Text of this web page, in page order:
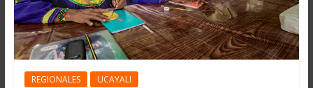
REGIONALES UCAYALI